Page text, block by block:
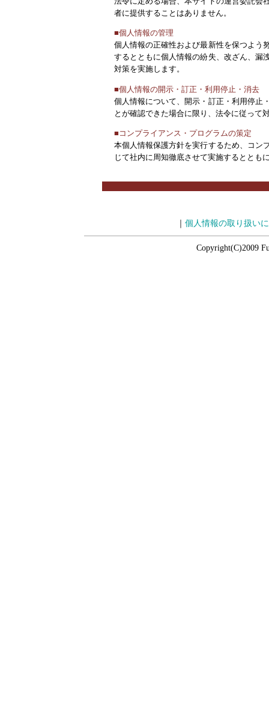
者に提供することはありません。
■個人情報の管理
個人情報の正確性および最新性を保つよう
するとともに個人情報の紛失、改ざん、漏
対策を実施します。
■個人情報の開示・訂正・利用停止・消去
個人情報について、開示・訂正・利用停止
とが確認できた場合に限り、法令に従って
■コンプライアンス・プログラムの策定
本個人情報保護方針を実行するため、コン
じて社内に周知徹底させて実施するととも
個人情報の取り扱い
Copyright(C)2009